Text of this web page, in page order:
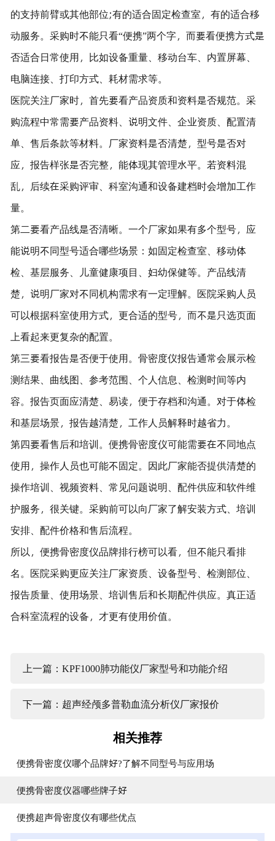
的支持前臂或其他部位;有的适合固定检查室，有的适合移
动服务。采购时不能只看“便携”两个字，而要看便携方式是
否适合日常使用，比如设备重量、移动台车、内置屏幕、
电脑连接、打印方式、耗材需求等。
医院关注厂家时，首先要看产品资质和资料是否规范。采
购流程中常需要产品资料、说明文件、企业资质、配置清
单、售后条款等材料。厂家资料是否清楚，型号是否对
应，报告样张是否完整，能体现其管理水平。若资料混
乱，后续在采购评审、科室沟通和设备建档时会增加工作
量。
第二要看产品线是否清晰。一个厂家如果有多个型号，应
能说明不同型号适合哪些场景：如固定检查室、移动体
检、基层服务、儿童健康项目、妇幼保健等。产品线清
楚，说明厂家对不同机构需求有一定理解。医院采购人员
可以根据科室使用方式，更合适的型号，而不是只选页面
上看起来更复杂的配置。
第三要看报告是否便于使用。骨密度仪报告通常会展示检
测结果、曲线图、参考范围、个人信息、检测时间等内
容。报告页面应清楚、易读，便于存档和沟通。对于体检
和基层场景，报告越清楚，工作人员解释时越省力。
第四要看售后和培训。便携骨密度仪可能需要在不同地点
使用，操作人员也可能不固定。因此厂家能否提供清楚的
操作培训、视频资料、常见问题说明、配件供应和软件维
护服务，很关键。采购前可以向厂家了解安装方式、培训
安排、配件价格和售后流程。
所以，便携骨密度仪品牌排行榜可以看，但不能只看排
名。医院采购更应关注厂家资质、设备型号、检测部位、
报告质量、使用场景、培训售后和长期配件供应。真正适
合科室流程的设备，才更有使用价值。
上一篇：KPF1000肺功能仪厂家型号和功能介绍
下一篇：超声经颅多普勒血流分析仪厂家报价
相关推荐
便携骨密度仪哪个品牌好?了解不同型号与应用场
便携骨密度仪器哪些牌子好
便携超声骨密度仪有哪些优点